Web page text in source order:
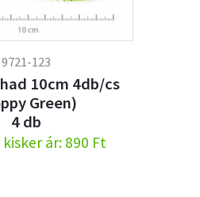
9721-123
10cm 4db/cs
Green)
4 db
ár: 890 Ft